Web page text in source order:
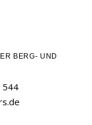
BERG- UND
544